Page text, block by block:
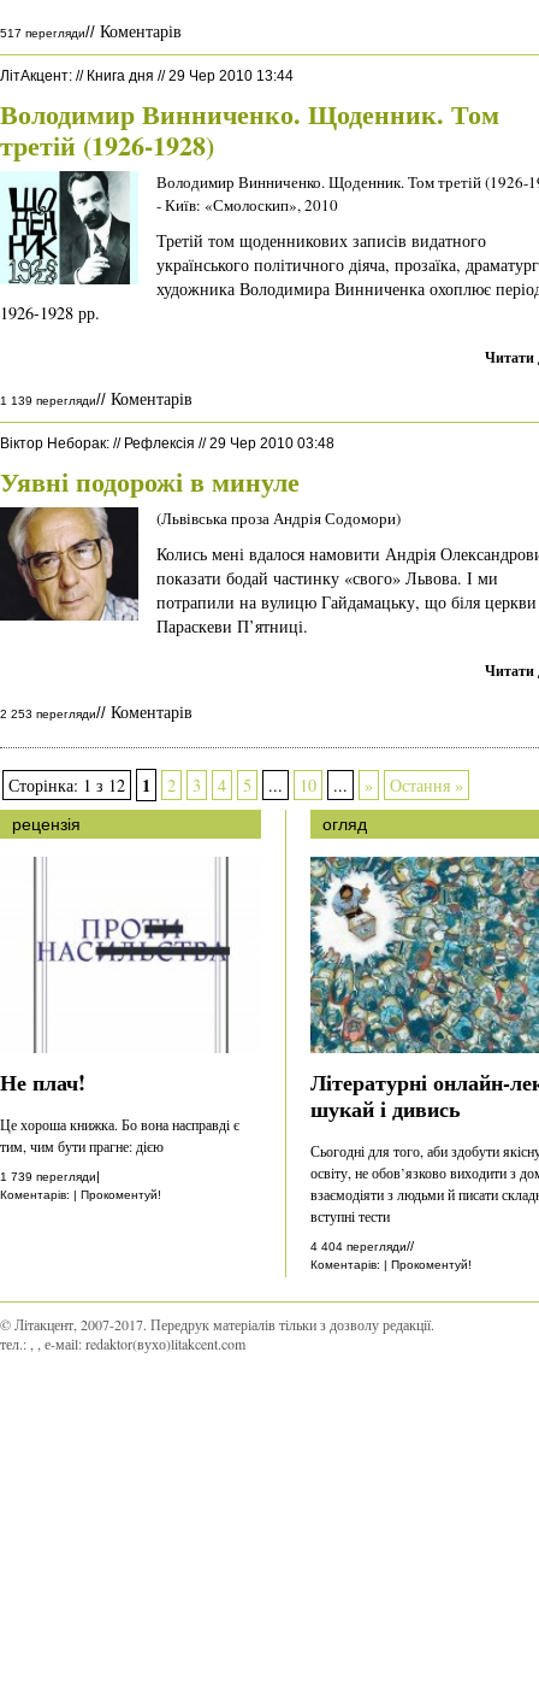
517 перегляди// Коментарів
ЛітАкцент: // Книга дня //29 Чер 2010 13:44
Володимир Винниченко. Щоденник. Том
третій (1926-1928)
Володимир Винниченко. Щоденник. Том третій (1926-
- Київ: «Смолоскип», 2010
Третій том щоденникових записів видатного
українського політичного діяча, прозаїка,
художника Володимира Винниченка охоплює
1926-1928 рр.
Читати
1 139 перегляди// Коментарів
Віктор Неборак: // Рефлексія //29 Чер 2010 03:48
Уявні подорожі в минуле
(Львівська проза Андрія Содомори)
Колись мені вдалося намовити Андрія
показати бодай частинку «свого» Львова. І ми
потрапили на вулицю Гайдамацьку, що біля
Параскеви П’ятниці.
Читати
2 253 перегляди// Коментарів
Сторінка: 1 з 12 1 2 3 4 5 ... 10 ... » Остання »
рецензія
Не плач!
Це хороша книжка. Бо вона насправді є
тим, чим бути прагне: дією
1 739 перегляди|
Коментарів: | Прокоментуй!
огляд
Літературні онлайн-
шукай і дивись
Сьогодні для того, аби здобути
освіту, не обов’язково виходити з
взаємодіяти з людьми й писати
вступні тести
4 404 перегляди//
Коментарів: | Прокоментуй!
© Літакцент, 2007-2017. Передрук матеріалів тільки з дозволу редакції.
тел.:
, е-маіl:redaktor(вухо)litakcent.com